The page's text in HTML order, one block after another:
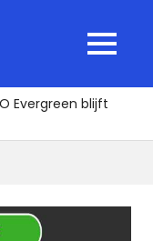
MENU
Evergreen blijft